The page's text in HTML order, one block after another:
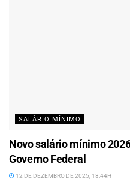
SALÁRIO MÍNIMO
Novo salário mínimo
Governo Federal
12 DE DEZEMBRO DE 2025, 18:44H